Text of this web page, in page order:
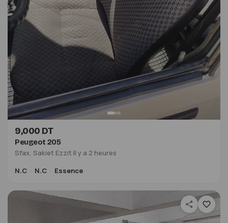
9,000 DT
Peugeot 205
Sfax, Sakiet Ezzit·Il y a 2 heures
N.C
N.C Essence